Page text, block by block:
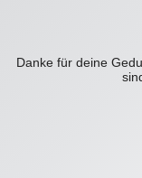
Danke für deine